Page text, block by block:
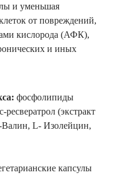
и уменьшая
от повреждений,
кислорода (АФК),
и иных
фосфолипиды
(экстракт
Валин, L- Изолейцин,
капсулы